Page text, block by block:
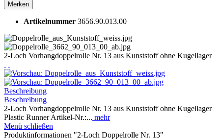
Merken
Artikelnummer 3656.90.013.00
2-Loch Vorhangdoppelrolle Nr. 13 aus Kunststoff ohne Kugellager
Beschreibung
Beschreibung
2-Loch Vorhangdoppelrolle Nr. 13 aus Kunststoff ohne Kugellager
Plastic Runner Artikel-Nr.:... mehr
Menü schließen
Produktinformationen "2-Loch Doppelrolle Nr. 13"